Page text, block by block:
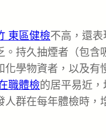
東區健檢不高，還
。持久抽煙者（包
化學物資者，以及
職體檢的居平易近
人群在每年體檢時，